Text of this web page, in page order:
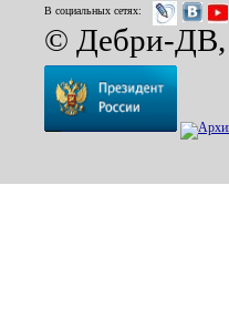
В социальных сетях:
© Дебри-ДВ,